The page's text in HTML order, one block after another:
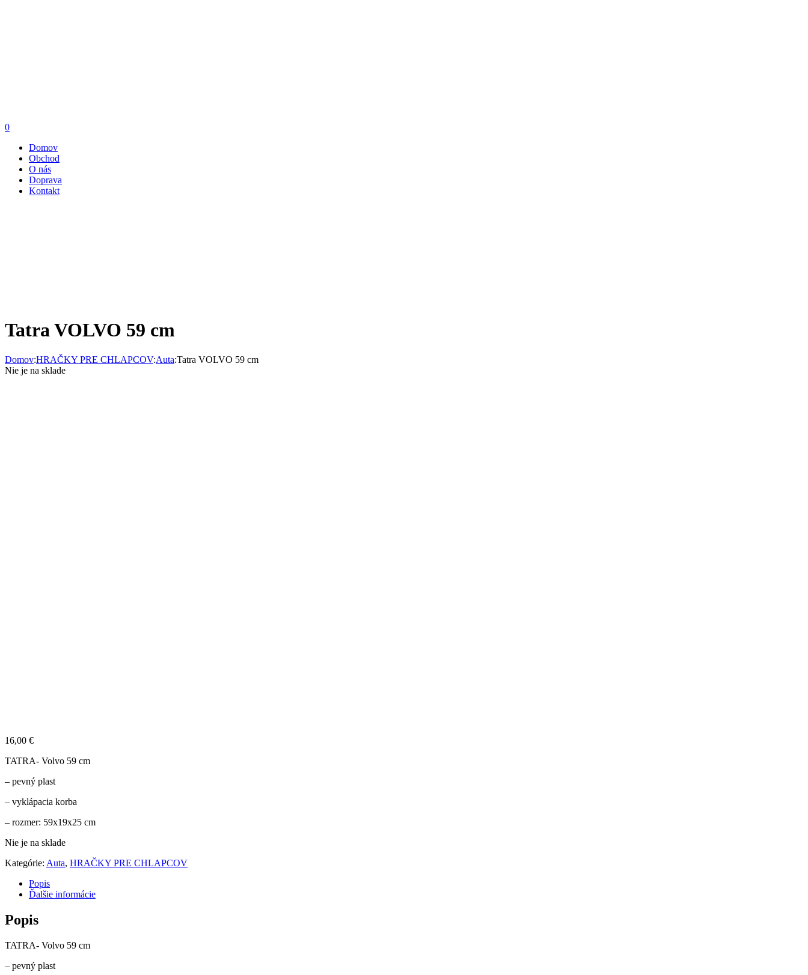
0
Domov
Obchod
O nás
Doprava
Kontakt
Tatra VOLVO 59 cm
Domov:HRAČKY PRE CHLAPCOV:Auta:Tatra VOLVO 59 cm
Nie je na sklade
16,00 €
TATRA- Volvo 59 cm
– pevný plast
– vyklápacia korba
– rozmer: 59x19x25 cm
Nie je na sklade
Kategórie: Auta, HRAČKY PRE CHLAPCOV
Popis
Ďalšie informácie
Popis
TATRA- Volvo 59 cm
– pevný plast